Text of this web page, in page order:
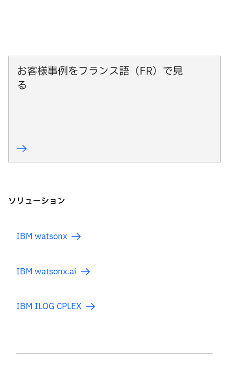
お客様事例をフランス語（FR）で見
る
ソリューション
IBM watsonx
IBM watsonx.ai
IBM ILOG CPLEX